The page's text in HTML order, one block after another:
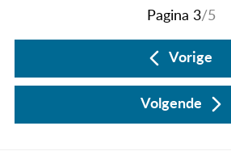
Vorige
Pagina 3/5
Volgende